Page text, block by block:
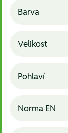
Barva
Velikost
Pohlaví
Norma EN